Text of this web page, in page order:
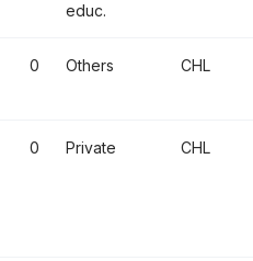
educ.
0 Others CHL
0 Private CHL